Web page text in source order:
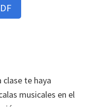
te haya
musicales en el